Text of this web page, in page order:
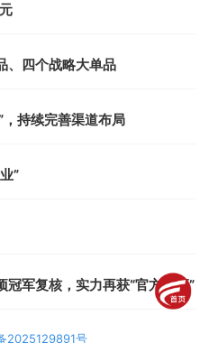
、四个战略大单品
持续完善渠道布局
”
军复核，实力再获“官方认证”
2025129891号